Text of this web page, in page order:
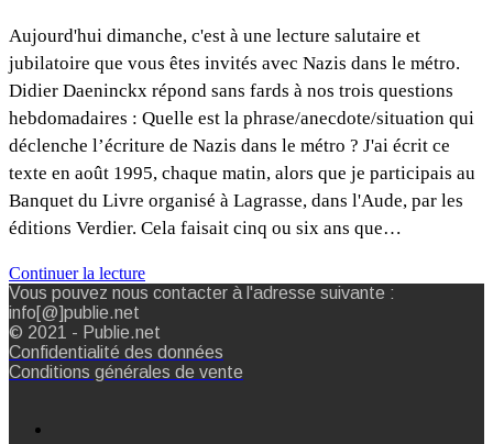
Aujourd'hui dimanche, c'est à une lecture salutaire et
jubilatoire que vous êtes invités avec Nazis dans le métro.
Didier Daeninckx répond sans fards à nos trois questions
hebdomadaires : Quelle est la phrase/anecdote/situation qui
déclenche l’écriture de Nazis dans le métro ? J'ai écrit ce
texte en août 1995, chaque matin, alors que je participais au
Banquet du Livre organisé à Lagrasse, dans l'Aude, par les
éditions Verdier. Cela faisait cinq ou six ans que…
Continuer la lecture
Vous pouvez nous contacter à l'adresse suivante :
info[@]publie.net
© 2021 - Publie.net
Confidentialité des données
Conditions générales de vente